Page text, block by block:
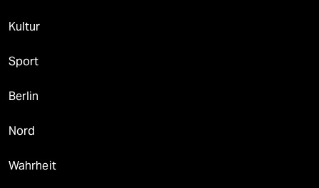
Kultur
Sport
Berlin
Nord
Wahrheit